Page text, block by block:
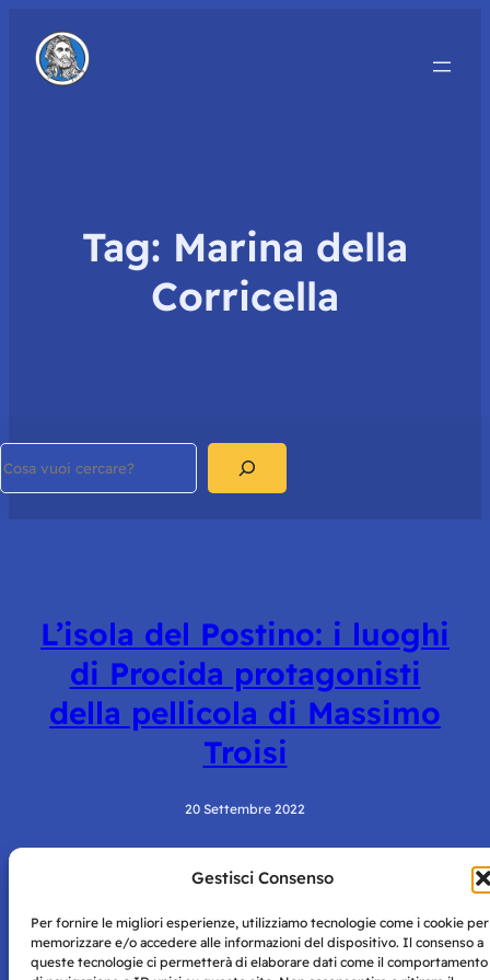
Gestisci Consenso
Per fornire le migliori esperienze, utilizziamo tecnologie come i cookie per
memorizzare e/o accedere alle informazioni del dispositivo. Il consenso a
queste tecnologie ci permetterà di elaborare dati come il comportamento
Tag: Marina della
Corricella
L’isola del Postino: i luoghi
di Procida protagonisti
della pellicola di Massimo
Troisi
20 Settembre 2022